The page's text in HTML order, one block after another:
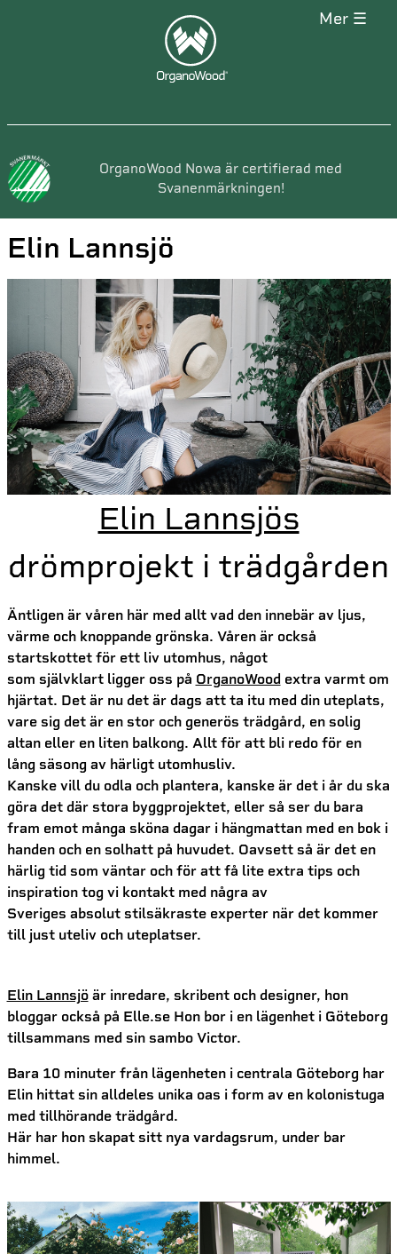
mer ☰
OrganoWood Nowa är certifierad med
Svanenmärkningen!
Elin Lannsjö
Elin Lannsjös
drömprojekt i trädgården
Äntligen är våren här med allt vad den innebär av ljus,
värme och knoppande grönska. Våren är också
startskottet för ett liv utomhus, något
som självklart ligger oss på OrganoWood extra varmt om
hjärtat. Det är nu det är dags att ta itu med din uteplats,
vare sig det är en stor och generös trädgård, en solig
altan eller en liten balkong. Allt för att bli redo för en
lång säsong av härligt utomhusliv.
Kanske vill du odla och plantera, kanske är det i år du ska
göra det där stora byggprojektet, eller så ser du bara
fram emot många sköna dagar i hängmattan med en bok i
handen och en solhatt på huvudet. Oavsett så är det en
härlig tid som väntar och för att få lite extra tips och
inspiration tog vi kontakt med några av
Sveriges absolut stilsäkraste experter när det kommer
till just uteliv och uteplatser.
Elin Lannsjöär inredare, skribent och designer, hon
bloggar också på Elle.se Hon bor i en lägenhet i Göteborg
tillsammans med sin sambo Victor.
Bara 10 minuter från lägenheten i centrala Göteborg har
Elin hittat sin alldeles unika oas i form av en kolonistuga
med tillhörande trädgård.
Här har hon skapat sitt nya vardagsrum, under bar
himmel.